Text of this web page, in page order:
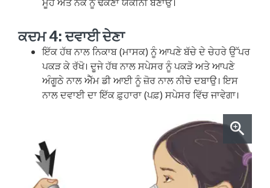
ਕਦਮ 4: ਦਵਾਈ ਦੇਣਾ
ਇੱਕ ਹੱਥ ਨਾਲ ਨਿਕਾਬ (ਮਾਸਕ) ਨੂੰ ਆਪਣੇ ਬੱਚੇ ਦੇ ਚੇਹਰੇ ਉੱਪਰ
ਪਕੜ ਕੇ ਰੱਖੋ। ਦੂਜੇ ਹੱਥ ਨਾਲ ਸਪੇਸਰ ਨੂੰ ਪਕੜੋ ਅਤੇ ਆਪਣੇ
ਅੰਗੂਠੇ ਨਾਲ ਐੱਮ ਡੀ ਆਈ ਨੂੰ ਜ਼ੋਰ ਨਾਲ ਨੀਚੇ ਦਬਾਉ। ਇਸ
ਨਾਲ ਦਵਾਈ ਦਾ ਇੱਕ ਫ਼ੁਹਾਰਾ (ਪਫ਼) ਸਪੇਸਰ ਵਿੱਚ ਜਾਵੇਗਾ।